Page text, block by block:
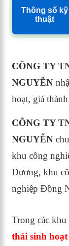
Thông số kỹ
thuật
CÔNG TY
NGUYỄN
hoạt, giá
CÔNG TY
NGUYỄN
khu công
Dương, khu
nghiệp Đồng
Trong các
thải sinh hoạt